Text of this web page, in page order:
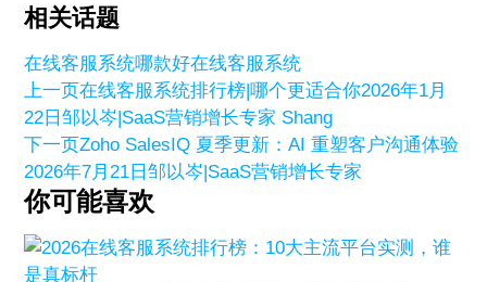
相关话题
在线客服系统哪款好在线客服系统
上一页在线客服系统排行榜|哪个更适合你2026年1月
22日邹以岑|SaaS营销增长专家 Shang
下一页Zoho SalesIQ 夏季更新：AI 重塑客户沟通体验
2026年7月21日邹以岑|SaaS营销增长专家
你可能喜欢